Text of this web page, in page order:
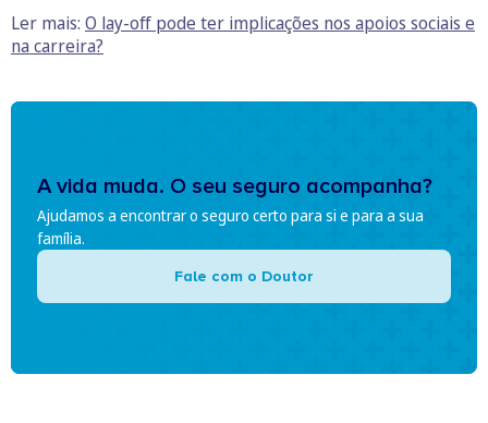
Ler mais: O lay-off pode ter implicações nos apoios sociais e
na carreira?
A vida muda. O seu seguro acompanha?
Ajudamos a encontrar o seguro certo para si e para a sua
família.
Fale com o Doutor